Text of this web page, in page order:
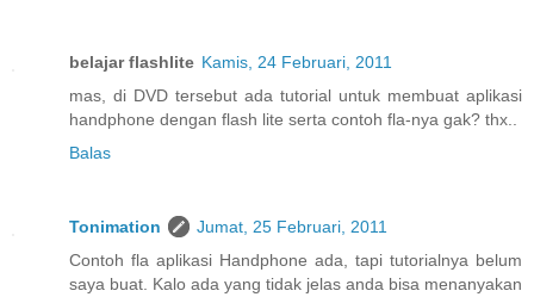
belajar flashlite Kamis, 24 Februari, 2011
mas, di DVD tersebut ada tutorial untuk membuat aplikasi
handphone dengan flash lite serta contoh fla-nya gak? thx..
Balas
Tonimation
Jumat, 25 Februari, 2011
Contoh fla aplikasi Handphone ada, tapi tutorialnya belum
saya buat. Kalo ada yang tidak jelas anda bisa menanyakan